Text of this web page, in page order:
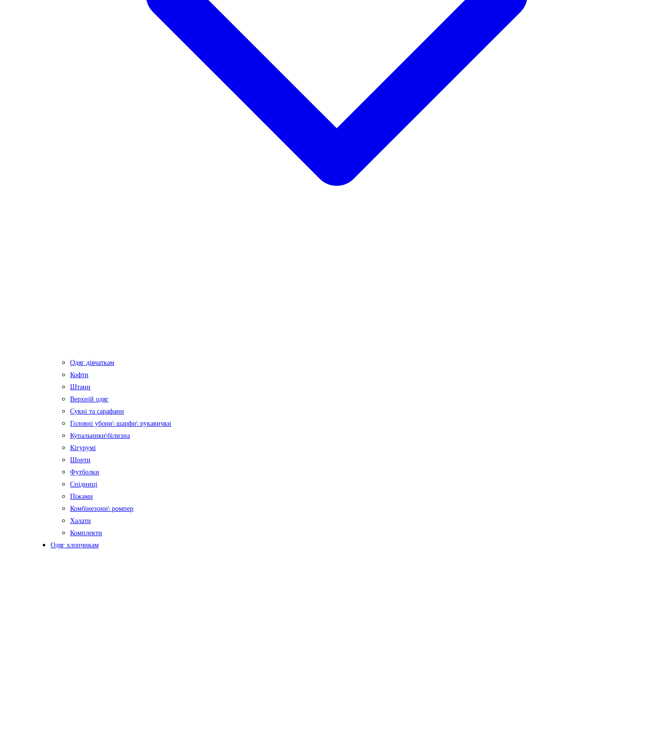
Одяг дівчаткам
Кофти
Штани
Верхній одяг
Сукні та сарафани
Головні убори\ шарфи\ рукавички
Купальники\білизна
Кігурумі
Шорти
Футболки
Спідниці
Піжами
Комбінезони\ ромпер
Халати
Комплекти
Одяг хлопчикам